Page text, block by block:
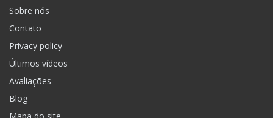
Sobre nós
Contato
Privacy policy
Últimos vídeos
Avaliações
Blog